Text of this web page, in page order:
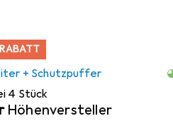
+ Schutzpuffer
4 Stück
Höhenversteller